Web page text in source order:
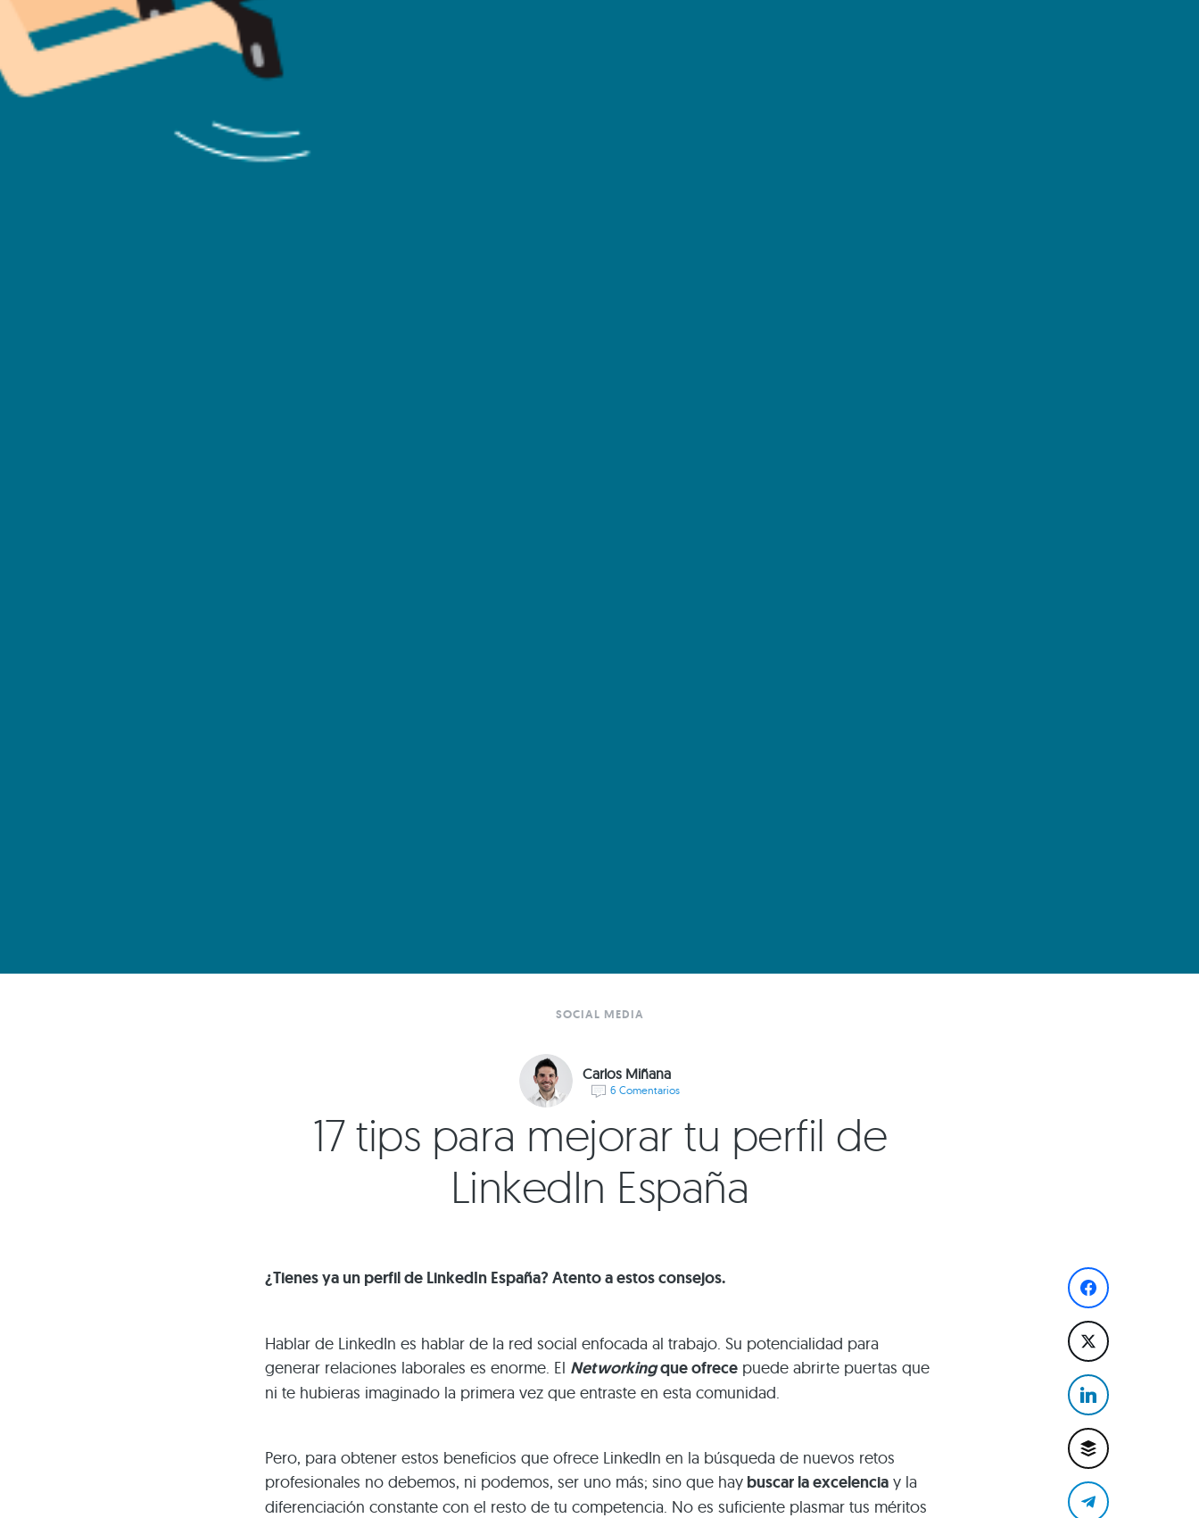
SOCIAL MEDIA
Carlos Miñana
6 Comentarios
17 tips para mejorar tu perfil de
LinkedIn España
¿Tienes ya un perfil de LinkedIn España? Atento a estos consejos.
Hablar de LinkedIn es hablar de la red social enfocada al trabajo. Su potencialidad para
generar relaciones laborales es enorme. El Networkingque ofrece puede abrirte puertas que
ni te hubieras imaginado la primera vez que entraste en esta comunidad.
Pero, para obtener estos beneficios que ofrece LinkedIn en la búsqueda de nuevos retos
profesionales no debemos, ni podemos, ser uno más; sino que hay buscar la excelencia y la
diferenciación constante con el resto de tu competencia. No es suficiente plasmar tus méritos